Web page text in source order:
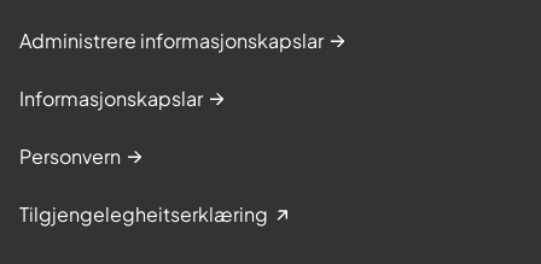
Administrere informasjonskapslar
Informasjonskapslar
Personvern
Tilgjengelegheitserklæring